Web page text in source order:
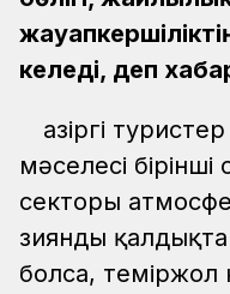
келеді, деп
Қазіргі
мәселесі
секторы
зиянды
болса, теміржол